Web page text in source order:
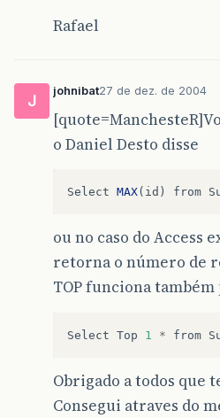
Rafael
J
johnibat27 de dez. de 2004
o Daniel Desto disse
Select MAX( id ) from
ou no caso do Access
retorna o número de
TOP funciona também
Select Top 1 * from
Obrigado a todos que
Consegui atraves do